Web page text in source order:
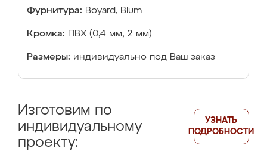
Фурнитура: Boyard, Blum
Кромка: ПВХ (0,4 мм, 2 мм)
Размеры: индивидуально под Ваш заказ
Изготовим по
индивидуальному
проекту:
УЗНАТЬ
ПОДРОБНОСТИ